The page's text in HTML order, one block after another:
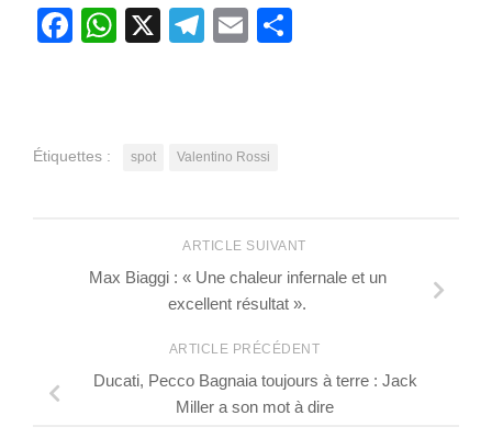
Facebook
WhatsApp
X Telegram
Email
Étiquettes : spot Valentino Rossi
ARTICLE SUIVANT
Max Biaggi : « Une chaleur infernale et un
excellent résultat ».
ARTICLE PRÉCÉDENT
Ducati, Pecco Bagnaia toujours à terre : Jack
Miller a son mot à dire